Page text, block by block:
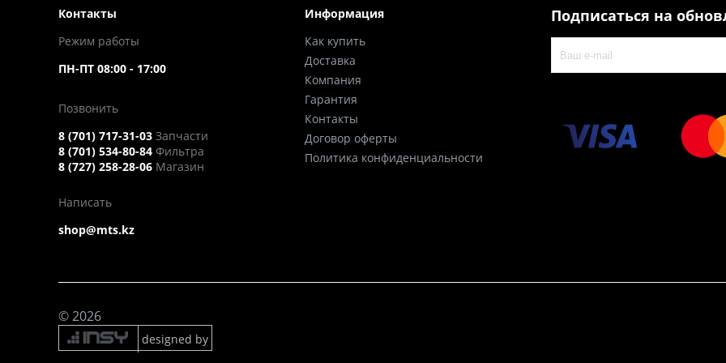
Контакты
Режим работы
ПН-ПТ 08:00 - 17:00
Позвонить
8 (701) 717-31-03 Запчасти
8 (701) 534-80-84 Фильтра
8 (727) 258-28-06 Магазин
Написать
shop@mts.kz
Информация
Как купить
Доставка
Компания
Гарантия
Контакты
Договор оферты
Политика конфиденциальности
Подписаться на
© 2026
designed by